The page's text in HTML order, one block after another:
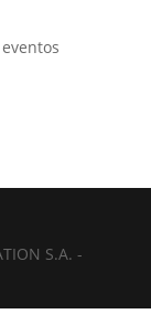
S.A. -